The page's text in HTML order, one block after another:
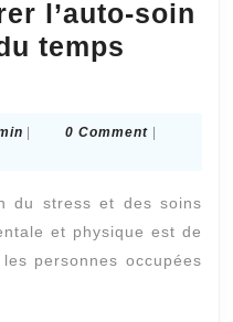
l’auto-soin
temps
Admin
| 0 Comment |
du stress et des soins
et physique est de
personnes occupées